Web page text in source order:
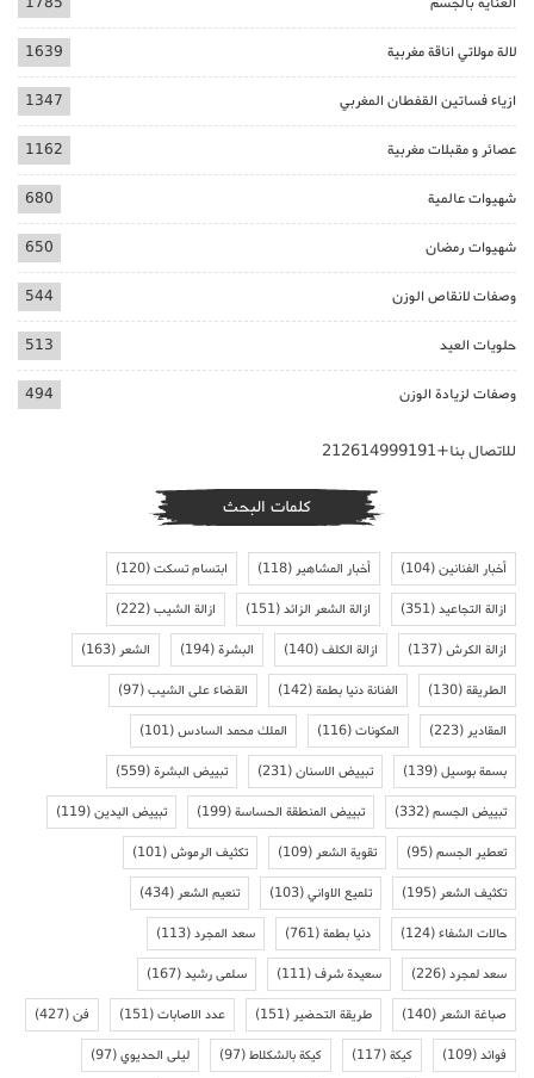
لالة مولاتي اناقة مغربية 1639
ازياء فساتين القفطان المغربي 1347
عصائر و مقبلات مغربية 1162
شهيوات عالمية 680
شهيوات رمضان 650
وصفات لانقاص الوزن 544
حلويات العيد 513
وصفات لزيادة الوزن 494
للاتصال بنا+212614999191
كلمات البحث
أخبار الفنانين(104) أخبار المشاهير(118) ابتسام تسكت(120)
ازالة التجاعيد(351) ازالة الشعر الزائد(151) ازالة الشيب(222)
ازالة الكرش(137) ازالة الكلف(140) البشرة(194) الشعر(163)
الطريقة(130) الفنانة دنيا بطمة(142) القضاء على الشيب(97)
المقادير(223) المكونات(116) الملك محمد السادس(101)
بسمة بوسيل(139) تبييض الاسنان(231) تبييض البشرة(559)
تبييض الجسم(332) تبييض المنطقة الحساسة(199) تبييض اليدين(119)
تعطير الجسم(95) تقوية الشعر(109) تكثيف الرموش(101)
تكثيف الشعر(195) تلميع الاواني(103) تنعيم الشعر(434)
حالات الشفاء(124) دنيا بطمة(761) سعد المجرد(113)
سعد لمجرد(226) سعيدة شرف(111) سلمى رشيد(167)
صباغة الشعر(140) طريقة التحضير(151) عدد الاصابات(151) فن(427)
فوائد(109) كيكة(117) كيكة بالشكلاط(97) ليلى الحديوي(97)